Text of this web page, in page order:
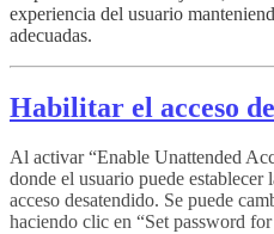
experiencia del usuario
adecuadas.
Habilitar el acceso
Al activar “Enable Unattended
donde el usuario puede establecer
acceso desatendido. Se puede
haciendo clic en “Set password for